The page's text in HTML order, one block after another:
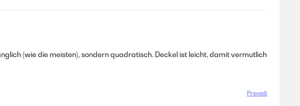
(wie die meisten), sondern quadratisch. Deckel ist leicht, damit vermutlich
Prevedi